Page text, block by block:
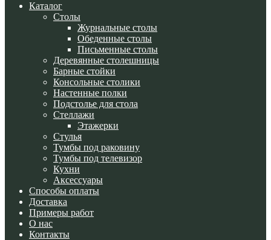
Каталог
Cтолы
Журнальные столы
Обеденные столы
Письменные столы
Деревянные столешницы
Барные стойки
Консольные столики
Настенные полки
Подстолье для стола
Стеллажи
Этажерки
Стулья
Тумбы под раковину
Тумбы под телевизор
Кухни
Аксессуары
Способы оплаты
Доставка
Примеры работ
О нас
Контакты